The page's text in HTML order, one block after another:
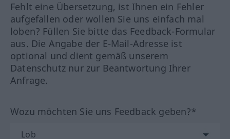
Fehlt eine Übersetzung, ist Ihnen ein Fehler
aufgefallen oder wollen Sie uns einfach mal
loben? Füllen Sie bitte das Feedback-Formular
aus. Die Angabe der E-Mail-Adresse ist
optional und dient gemäß unserem
Datenschutz nur zur Beantwortung Ihrer
Anfrage.
Wozu möchten Sie uns Feedback geben?*